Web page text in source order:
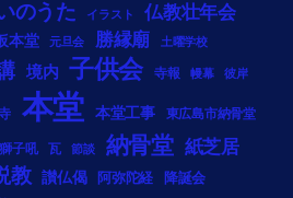
のうた イラスト
仏教壮年会
本堂 元旦会 勝縁廟 土曜学校
境内 子供会 寺報 幔幕 彼岸
本堂 本堂工事 東広島市納骨堂
獅子吼 瓦 節談 納骨堂 紙芝居
教 讃仏偈 阿弥陀経 降誕会